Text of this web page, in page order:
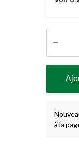
à la